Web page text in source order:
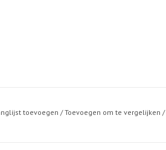
toevoegen /Toevoegen om te vergelijken /